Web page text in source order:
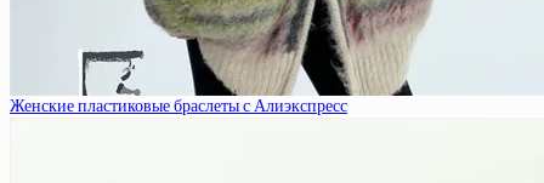
Женские пластиковые браслеты с Алиэкспресс